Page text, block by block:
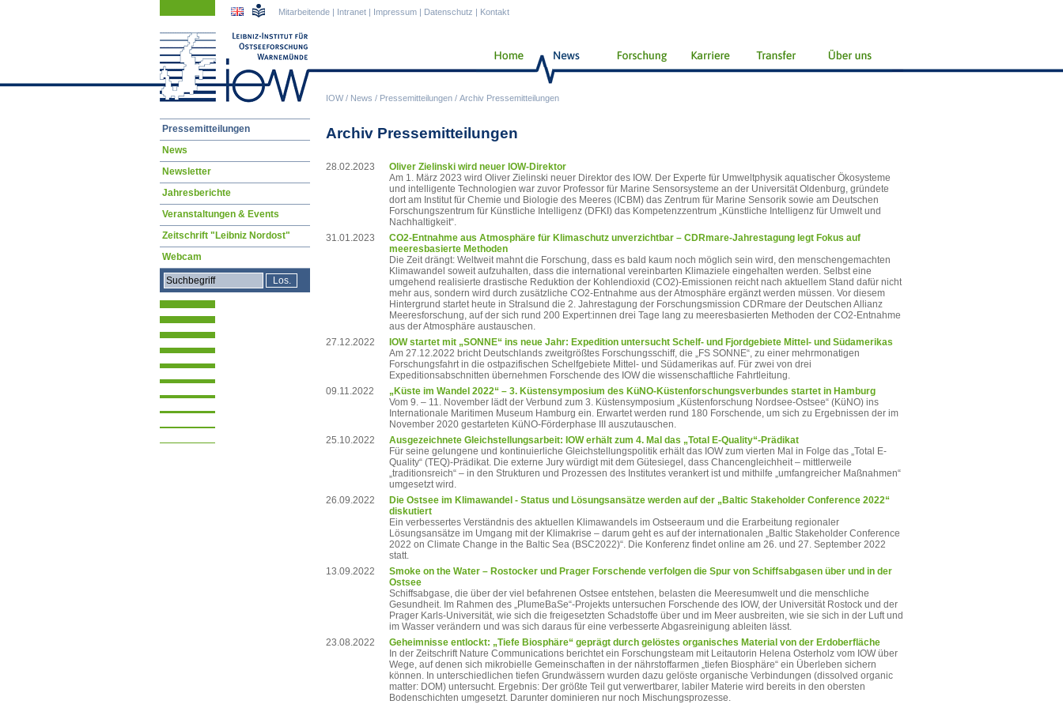
IOW/ News / Pressemitteilungen / Archiv Pressemitteilungen
Mitarbeitende | Intranet | Impressum | Datenschutz | Kontakt
Archiv Pressemitteilungen
28.02.2023
Oliver Zielinski wird neuer IOW-Direktor
Am 1. März 2023 wird Oliver Zielinski neuer Direktor des IOW. Der Experte für Umweltphysik aquatischer Ökosysteme
und intelligente Technologien war zuvor Professor für Marine Sensorsysteme an der Universität Oldenburg, gründete
dort am Institut für Chemie und Biologie des Meeres (ICBM) das Zentrum für Marine Sensorik sowie am Deutschen
Forschungszentrum für Künstliche Intelligenz (DFKI) das Kompetenzzentrum „Künstliche Intelligenz für Umwelt und
Nachhaltigkeit“.
31.01.2023
CO2-Entnahme aus Atmosphäre für Klimaschutz unverzichtbar – CDRmare-Jahrestagung legt Fokus auf
meeresbasierte Methoden
Die Zeit drängt: Weltweit mahnt die Forschung, dass es bald kaum noch möglich sein wird, den menschengemachten
Klimawandel soweit aufzuhalten, dass die international vereinbarten Klimaziele eingehalten werden. Selbst eine
umgehend realisierte drastische Reduktion der Kohlendioxid (CO2)-Emissionen reicht nach aktuellem Stand dafür nicht
mehr aus, sondern wird durch zusätzliche CO2-Entnahme aus der Atmosphäre ergänzt werden müssen. Vor diesem
Hintergrund startet heute in Stralsund die 2. Jahrestagung der Forschungsmission CDRmare der Deutschen Allianz
Meeresforschung, auf der sich rund 200 Expert:innen drei Tage lang zu meeresbasierten Methoden der CO2-Entnahme
aus der Atmosphäre austauschen.
27.12.2022
IOW startet mit „SONNE“ ins neue Jahr: Expedition untersucht Schelf- und Fjordgebiete Mittel- und Südamerikas
Am 27.12.2022 bricht Deutschlands zweitgrößtes Forschungsschiff, die „FS SONNE“, zu einer mehrmonatigen
Forschungsfahrt in die ostpazifischen Schelfgebiete Mittel- und Südamerikas auf. Für zwei von drei
Expeditionsabschnitten übernehmen Forschende des IOW die wissenschaftliche Fahrtleitung.
09.11.2022
„Küste im Wandel 2022“ – 3. Küstensymposium des KüNO-Küstenforschungsverbundes startet in Hamburg
Vom 9. – 11. November lädt der Verbund zum 3. Küstensymposium „Küstenforschung Nordsee-Ostsee“ (KüNO) ins
Internationale Maritimen Museum Hamburg ein. Erwartet werden rund 180 Forschende, um sich zu Ergebnissen der im
November 2020 gestarteten KüNO-Förderphase III auszutauschen.
25.10.2022
Ausgezeichnete Gleichstellungsarbeit: IOW erhält zum 4. Mal das „Total E-Quality“-Prädikat
Für seine gelungene und kontinuierliche Gleichstellungspolitik erhält das IOW zum vierten Mal in Folge das „Total E-
Quality“ (TEQ)-Prädikat. Die externe Jury würdigt mit dem Gütesiegel, dass Chancengleichheit – mittlerweile
„traditionsreich“ – in den Strukturen und Prozessen des Institutes verankert ist und mithilfe „umfangreicher Maßnahmen“
umgesetzt wird.
26.09.2022
Die Ostsee im Klimawandel - Status und Lösungsansätze werden auf der „Baltic Stakeholder Conference 2022“
diskutiert
Ein verbessertes Verständnis des aktuellen Klimawandels im Ostseeraum und die Erarbeitung regionaler
Lösungsansätze im Umgang mit der Klimakrise – darum geht es auf der internationalen „Baltic Stakeholder Conference
2022 on Climate Change in the Baltic Sea (BSC2022)“. Die Konferenz findet online am 26. und 27. September 2022
statt.
13.09.2022
Smoke on the Water – Rostocker und Prager Forschende verfolgen die Spur von Schiffsabgasen über und in der
Ostsee
Schiffsabgase, die über der viel befahrenen Ostsee entstehen, belasten die Meeresumwelt und die menschliche
Gesundheit. Im Rahmen des „PlumeBaSe“-Projekts untersuchen Forschende des IOW, der Universität Rostock und der
Prager Karls-Universität, wie sich die freigesetzten Schadstoffe über und im Meer ausbreiten, wie sie sich in der Luft und
im Wasser verändern und was sich daraus für eine verbesserte Abgasreinigung ableiten lässt.
23.08.2022
Geheimnisse entlockt: „Tiefe Biosphäre“ geprägt durch gelöstes organisches Material von der Erdoberfläche
In der Zeitschrift Nature Communications berichtet ein Forschungsteam mit Leitautorin Helena Osterholz vom IOW über
Wege, auf denen sich mikrobielle Gemeinschaften in der nährstoffarmen „tiefen Biosphäre“ ein Überleben sichern
können. In unterschiedlichen tiefen Grundwässern wurden dazu gelöste organische Verbindungen (dissolved organic
matter: DOM) untersucht. Ergebnis: Der größte Teil gut verwertbarer, labiler Materie wird bereits in den obersten
Bodenschichten umgesetzt. Darunter dominieren nur noch Mischungsprozesse.
Navigation
Pressemitteilungen
News
Newsletter
Jahresberichte
Veranstaltungen & Events
Zeitschrift "Leibniz Nordost"
Webcam